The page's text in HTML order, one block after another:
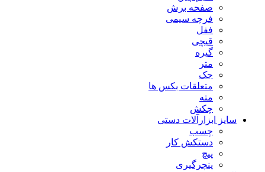
صفحه برش
فرچه سیمی
ففل
قیچی
گیره
متر
جک
متعلقات بکس ها
مته
چکش
سایز ابزارآلات دستی
چسب
دستکش کار
پیچ
پنچرگیری